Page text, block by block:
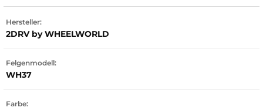
Hersteller:
2DRV by WHEELWORLD
Felgenmodell:
WH37
Farbe: